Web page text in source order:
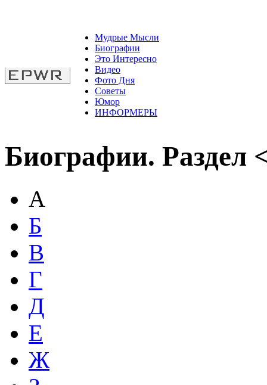
Мудрые Мысли
Биографии
Это Интересно
Видео
Фото Дня
Советы
Юмор
ИНФОРМЕРЫ
Биографии. Раздел
А
Б
В
Г
Д
Е
Ж